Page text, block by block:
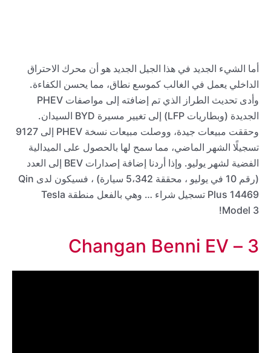
أما الشيء الجديد في هذا الجيل الجديد هو أن محرك الاحتراق
الداخلي يعمل في الغالب كموسع نطاق، مما يحسن الكفاءة.
وأدى تحديث الطراز الذي تم إضافته إلى مواصفات PHEV
الجديدة (وبطاريات LFP) إلى تغيير مسيرة BYD السيدان.
وحققت مبيعات جيدة، ووصلت مبيعات نسخة PHEV إلى 9127
تسجيلًا الشهر الماضي، مما سمح لها بالحصول على الميدالية
الفضية لشهر يوليو. وإذا أردنا إضافة إصدارات BEV إلى العدد
(رقم 10 في يوليو ، محققة 5،342 سيارة) ، فسيكون لدى Qin
Plus 14469 تسجيل شراء … وهي بالفعل منطقة Tesla
Model 3!
3 – Changan Benni EV